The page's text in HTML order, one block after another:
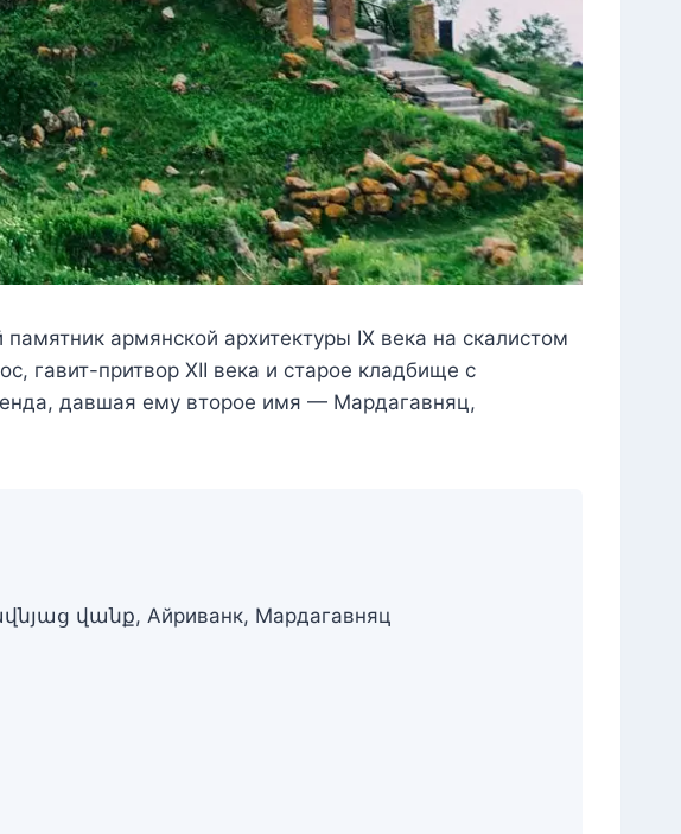
армянской архитектуры IX века на скалистом
гавит-притвор XII века и старое кладбище с
давшая ему второе имя — Мардагавняц,
վանք, Айриванк, Мардагавняц